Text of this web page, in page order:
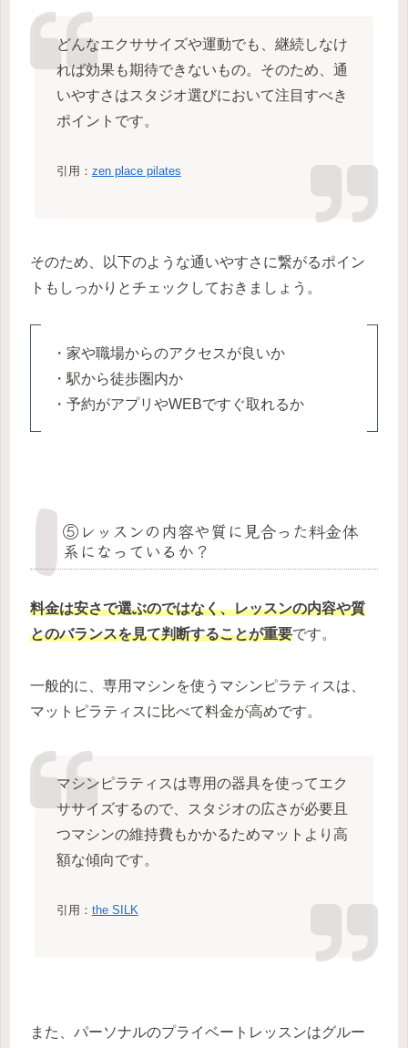
どんなエクササイズや運動でも、継続しなけ
れば効果も期待できないもの。そのため、通
いやすさはスタジオ選びにおいて注目すべき
ポイントです。
引用： zen place pilates
そのため、以下のような通いやすさに繋がるポイン
トもしっかりとチェックしておきましょう。
・家や職場からのアクセスが良いか
・駅から徒歩圏内か
・予約がアプリやWEBですぐ取れるか
⑤レッスンの内容や質に見合った料金体
系になっているか？
料金は安さで選ぶのではなく、レッスンの内容や質
とのバランスを見て判断することが重要です。
一般的に、専用マシンを使うマシンピラティスは、
マットピラティスに比べて料金が高めです。
マシンピラティスは専用の器具を使ってエク
ササイズするので、スタジオの広さが必要且
つマシンの維持費もかかるためマットより高
額な傾向です。
引用： the SILK
また、パーソナルのプライベートレッスンはグルー